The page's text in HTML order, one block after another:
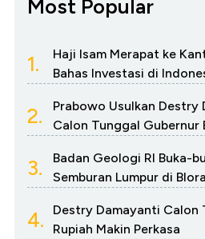
Most Popular
1.
Haji Isam Merapat ke
Bahas Investasi di
2.
Prabowo Usulkan Destry
Calon Tunggal Gubernur
3.
Badan Geologi RI Buka-
Semburan Lumpur di Blora
4.
Destry Damayanti Calon
Rupiah Makin Perkasa